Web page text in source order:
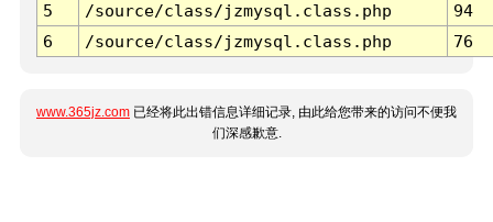
5
/source/class/jzmysql.class.php
94
6
/source/class/jzmysql.class.php 76
www.365jz.com 已经将此出错信息详细记录, 由此给您带来的访问不便我
们深感歉意.